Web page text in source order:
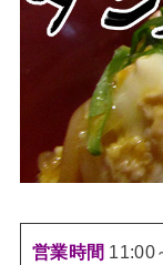
営業時間 11:00